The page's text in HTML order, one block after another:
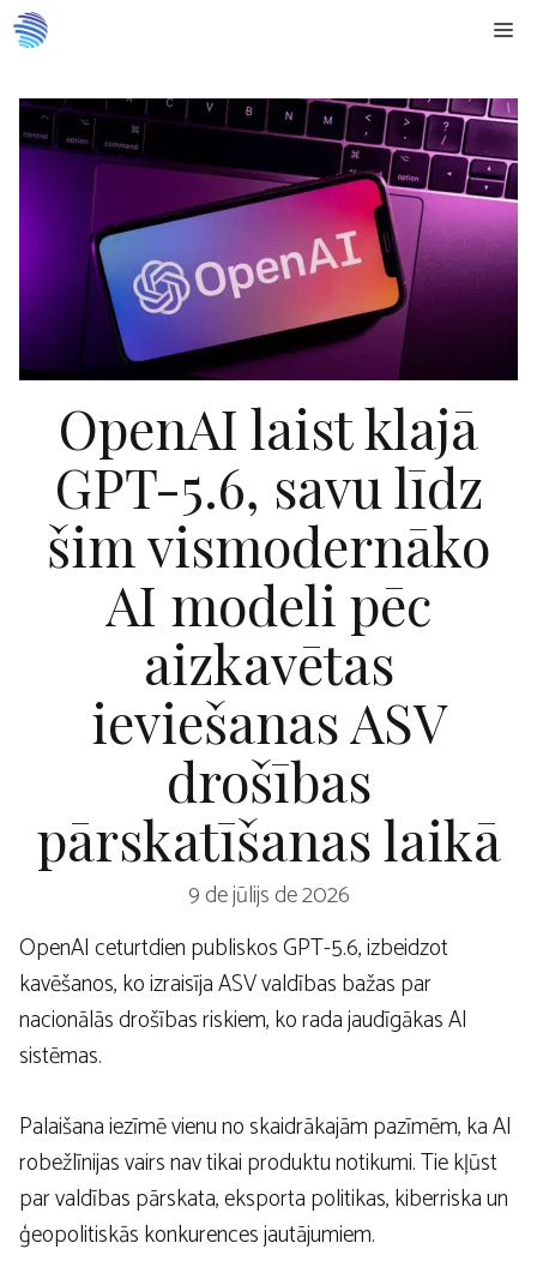
Doties
uz
OpenAI laist klajā
GPT-5.6, savu līdz
šim vismodernāko
AI modeli pēc
aizkavētas
ieviešanas ASV
drošības
pārskatīšanas laikā
9 de jūlijs de 2026
OpenAI ceturtdien publiskos GPT-5.6, izbeidzot
kavēšanos, ko izraisīja ASV valdības bažas par
nacionālās drošības riskiem, ko rada jaudīgākas AI
sistēmas.
Palaišana iezīmē vienu no skaidrākajām pazīmēm, ka AI
robežlīnijas vairs nav tikai produktu notikumi. Tie kļūst
par valdības pārskata, eksporta politikas, kiberriska un
ģeopolitiskās konkurences jautājumiem.